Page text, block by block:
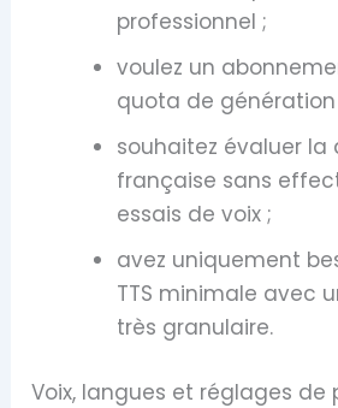
professionnel ;
voulez un
quota de génération
souhaitez évaluer la
française sans
essais de voix ;
avez uniquement
TTS minimale avec
très granulaire.
Voix, langues et réglages de